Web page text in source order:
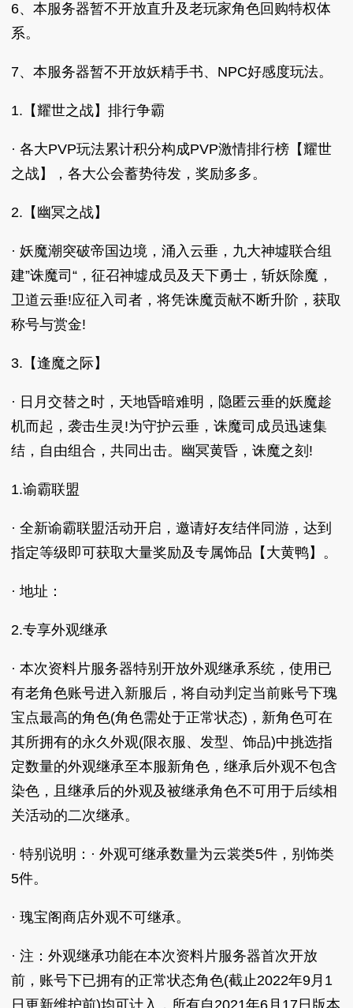
6、本服务器暂不开放直升及老玩家角色回购特权体
系。
7、本服务器暂不开放妖精手书、NPC好感度玩法。
1.【耀世之战】排行争霸
· 各大PVP玩法累计积分构成PVP激情排行榜【耀世
之战】，各大公会蓄势待发，奖励多多。
2.【幽冥之战】
· 妖魔潮突破帝国边境，涌入云垂，九大神墟联合组
建”诛魔司“，征召神墟成员及天下勇士，斩妖除魔，
卫道云垂!应征入司者，将凭诛魔贡献不断升阶，获取
称号与赏金!
3.【逢魔之际】
· 日月交替之时，天地昏暗难明，隐匿云垂的妖魔趁
机而起，袭击生灵!为守护云垂，诛魔司成员迅速集
结，自由组合，共同出击。幽冥黄昏，诛魔之刻!
1.谕霸联盟
· 全新谕霸联盟活动开启，邀请好友结伴同游，达到
指定等级即可获取大量奖励及专属饰品【大黄鸭】。
· 地址：
2.专享外观继承
· 本次资料片服务器特别开放外观继承系统，使用已
有老角色账号进入新服后，将自动判定当前账号下瑰
宝点最高的角色(角色需处于正常状态)，新角色可在
其所拥有的永久外观(限衣服、发型、饰品)中挑选指
定数量的外观继承至本服新角色，继承后外观不包含
染色，且继承后的外观及被继承角色不可用于后续相
关活动的二次继承。
· 特别说明：· 外观可继承数量为云裳类5件，别饰类
5件。
· 瑰宝阁商店外观不可继承。
· 注：外观继承功能在本次资料片服务器首次开放
前，账号下已拥有的正常状态角色(截止2022年9月1